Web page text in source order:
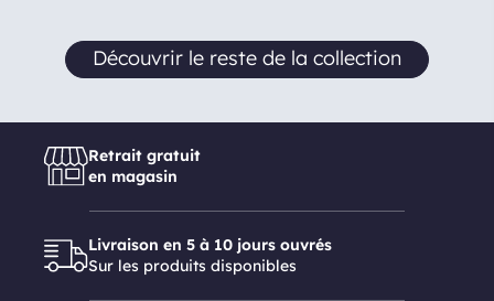
Découvrir le reste de la collection
Retrait gratuit
en magasin
Livraison en 5 à 10 jours ouvrés
Sur les produits disponibles